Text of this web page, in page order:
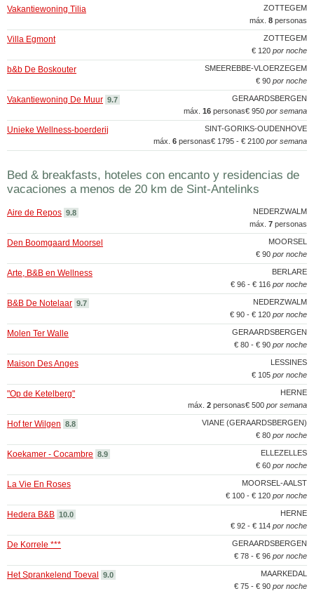
ZOTTEGEM
Vakantiewoning Tilia
máx. 8 personas
ZOTTEGEM
Villa Egmont
€ 120 por noche
SMEEREBBE-VLOERZEGEM
b&b De Boskouter
€ 90 por noche
GERAARDSBERGEN
Vakantiewoning De Muur 9.7
€ 950 por semana
máx. 16 personas
SINT-GORIKS-OUDENHOVE
Unieke Wellness-boerderij
€ 1795 - € 2100 por semana
máx. 6 personas
Bed & breakfasts, hoteles con encanto y residencias de
vacaciones a menos de 20 km de Sint-Antelinks
NEDERZWALM
Aire de Repos 9.8
máx. 7 personas
MOORSEL
Den Boomgaard Moorsel
€ 90 por noche
BERLARE
Arte, B&B en Wellness
€ 96 - € 116 por noche
NEDERZWALM
B&B De Notelaar 9.7
€ 90 - € 120 por noche
GERAARDSBERGEN
Molen Ter Walle
€ 80 - € 90 por noche
LESSINES
Maison Des Anges
€ 105 por noche
HERNE
"Op de Ketelberg"
€ 500 por semana
máx. 2 personas
VIANE (GERAARDSBERGEN)
Hof ter Wilgen 8.8
€ 80 por noche
ELLEZELLES
Koekamer - Cocambre 8.9
€ 60 por noche
MOORSEL-AALST
La Vie En Roses
€ 100 - € 120 por noche
HERNE
Hedera B&B 10.0
€ 92 - € 114 por noche
GERAARDSBERGEN
De Korrele ***
€ 78 - € 96 por noche
MAARKEDAL
Het Sprankelend Toeval
9.0
€ 75 - € 90 por noche